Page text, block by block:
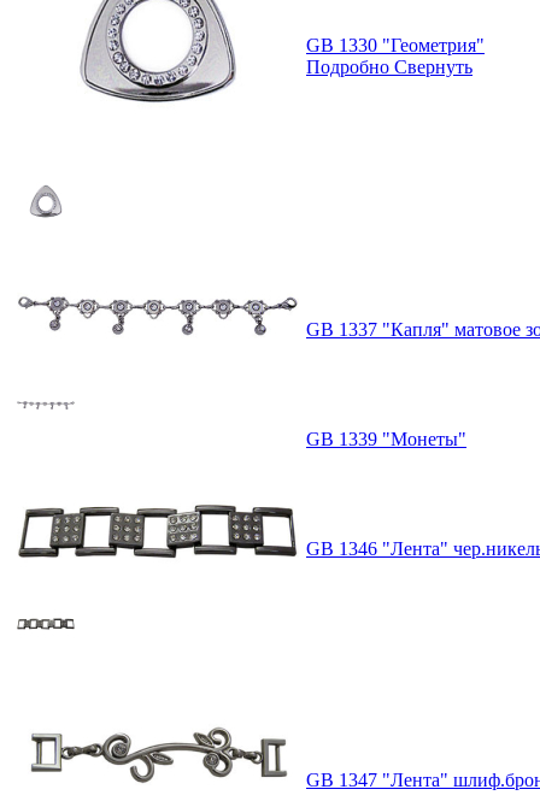
GB 1330 "Геометрия"
Подробно Свернуть
GB 1337 "Капля" матовое
GB 1339 "Монеты"
GB 1346 "Лента"
GB 1347 "Лента"